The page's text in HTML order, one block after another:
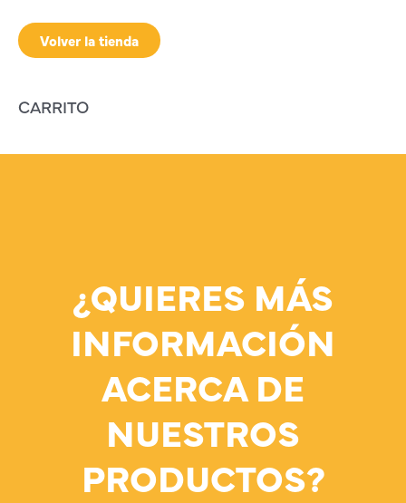
Volver la tienda
CARRITO
¿QUIERES MÁS
INFORMACIÓN
ACERCA DE
NUESTROS
PRODUCTOS?